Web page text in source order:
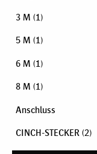
3 M (1)
5 M (1)
6 M (1)
8 M (1)
Anschluss
CINCH-STECKER (2)